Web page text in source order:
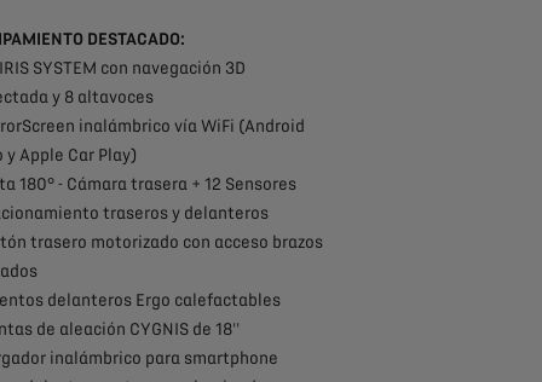
DESTACADO:
IRIS SYSTEM con navegación 3D
y 8 altavoces
inalámbrico vía WiFi (Android
y Apple Car Play)
180° - Cámara trasera + 12 Sensores
traseros y delanteros
trasero motorizado con acceso brazos
delanteros Ergo calefactables
de aleación CYGNIS de 18''
inalámbrico para smartphone